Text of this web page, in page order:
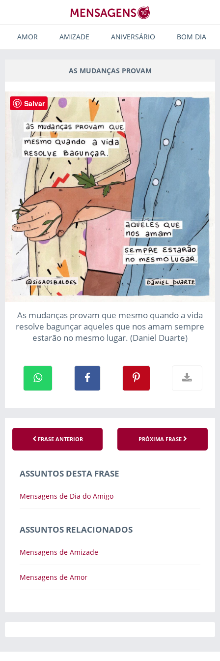
AMOR AMIZADE ANIVERSÁRIO BOM DIA
AS MUDANÇAS PROVAM
As mudanças provam que mesmo quando a vida
resolve bagunçar aqueles que nos amam sempre
estarão no mesmo lugar. (Daniel Duarte)
FRASE ANTERIOR PRÓXIMA FRASE
ASSUNTOS DESTA FRASE
Mensagens de Dia do Amigo
ASSUNTOS RELACIONADOS
Mensagens de Amizade
Mensagens de Amor
Salvar